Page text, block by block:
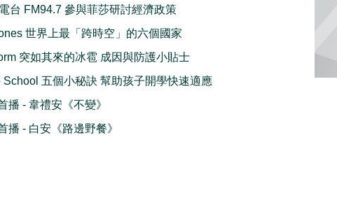
台 FM94.7 參與菲莎研討經濟政策
世界上最「跨時空」的六個國家
突如其來的冰雹 成因與防護小貼士
School 五個小秘訣 幫助孩子開學快速適應
播 - 韋禮安《不變》
播 - 白安《路邊野餐》